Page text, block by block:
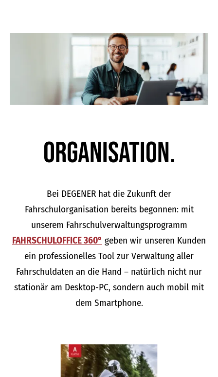
Organisation.
Bei DEGENER hat die Zukunft der
Fahrschulorganisation bereits begonnen: mit
unserem Fahrschulverwaltungsprogramm
FAHRSCHULOFFICE 360° geben wir unseren Kunden
ein professionelles Tool zur Verwaltung aller
Fahrschuldaten an die Hand – natürlich nicht nur
stationär am Desktop-PC, sondern auch mobil mit
dem Smartphone.